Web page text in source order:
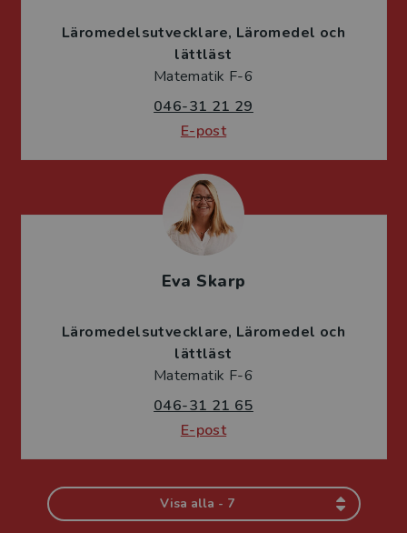
Läromedelsutvecklare Läromedel och
lättläst
Matematik F-6
046-31 21 29
E-post
Eva Skarp
Läromedelsutvecklare Läromedel och
lättläst
Matematik F-6
046-31 21 65
E-post
Visa alla - 7